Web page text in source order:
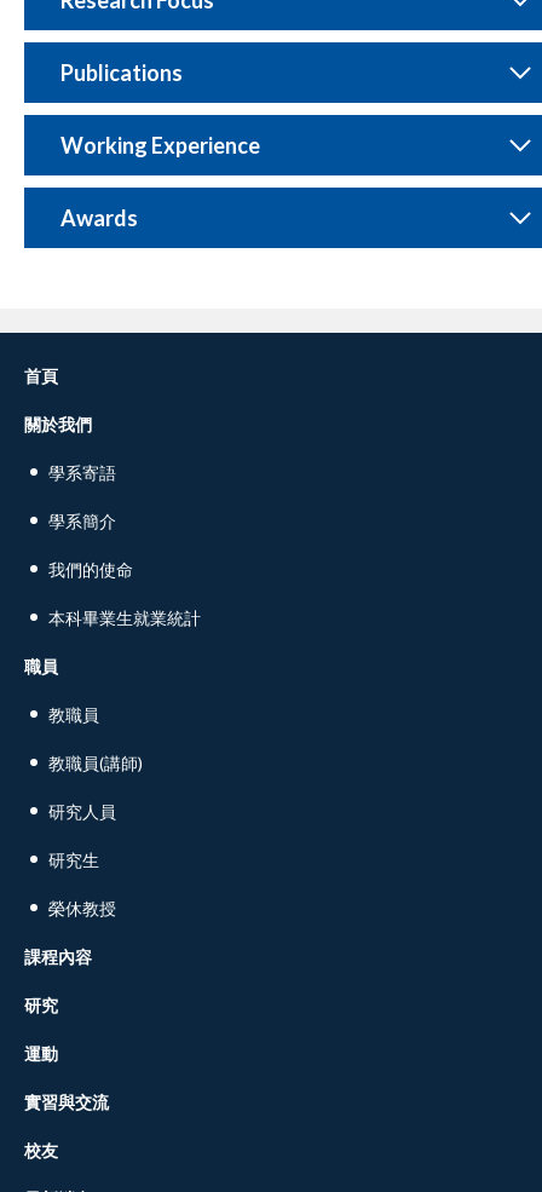
Publications
Working Experience
Awards
首頁
關於我們
學系寄語
學系簡介
我們的使命
本科畢業生就業統計
職員
教職員
教職員(講師)
研究人員
研究生
榮休教授
課程內容
研究
運動
實習與交流
校友